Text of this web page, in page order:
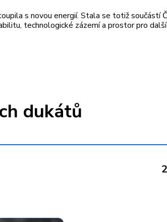
s novou energií. Stala se totiž
technologické zázemí a prostor pro
dukátů